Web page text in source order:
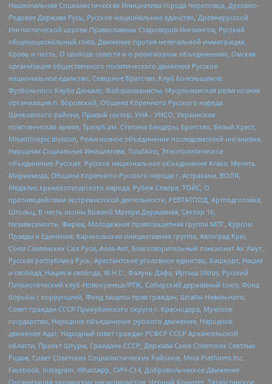
Национальная Социалистическая Инициатива города Череповца, Духовно-
Родовая Держава Русь, Русское национальное единство, Древнерусской
Инглистической церкви Православных Староверов-Инглингов, Русский
общенациональный союз, Движение против нелегальной иммиграции,
Кровь и Честь, О свободе совести и о религиозных объединениях, Омская
организация общественного политического движения Русское
национальное единство, Северное Братство, Клуб Болельщиков
Футбольного Клуба Динамо, Файзрахманисты, Мусульманская религиозная
организация п. Боровский, Община Коренного Русского народа
Щелковского района, Правый сектор, УНА - УНСО, Украинская
повстанческая армия, Тризуб им. Степана Бандеры, Братство, Белый Крест,
Misanthropic division, Религиозное объединение последователей инглиизма,
Народная Социальная Инициатива, TulaSkins, Этнополитическое
объединение Русские, Русское национальное объединение Атака, Мечеть
Мирмамеда, Община Коренного Русского народа г. Астрахани, ВОЛЯ,
Меджлис крымскотатарского народа, Рубеж Севера, ТОЙС, О
противодействии экстремистской деятельности, РЕВТАТПОД, Артподготовка,
Штольц, В честь иконы Божией Матери Державная, Сектор 16,
Независимость, Фирма, Молодежная правозащитная группа МПГ, Курсом
Правды и Единения, Каракольская инициативная группа, Автоград Крю,
Союз Славянских Сил Руси, Алля-Аят, Благотворительный пансионат Ак Умут,
Русская республика Русь, Арестантское уголовное единство, Башкорт, Нация
и свобода, Нация и свобода, W.H.С., Фалунь Дафа, Иртыш Ultras, Русский
Патриотический клуб-Новокузнецк/РПК, Сибирский державный союз, Фонд
борьбы с коррупцией, Фонд защиты прав граждан, Штабы Навального,
Совет граждан СССР Прикубанского округа г. Краснодара, Мужское
государство, Народное объединение русского движения, Народное
движение Адат, Народный совет граждан РСФСР СССР Архангельской
области, Проект Штурм, Граждане СССР, Держава Союз Советских Светлых
Родов, Совет Советских Социалистических Районов, Meta Platforms Inc,
Facebook, Instagram, WhatsApp, СИЧ-С14, Добровольческое Движение
Организации украинских националистов, Черный Комитет, Татарстанское